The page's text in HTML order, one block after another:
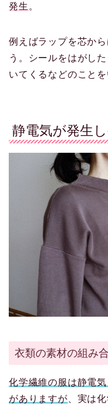
発生 。
例えばラップを芯か
う。シールをはがし
いてくるなどのことを
静電気が発生
衣類の素材の組み
化学繊維の服は静電
がありますが 、実は